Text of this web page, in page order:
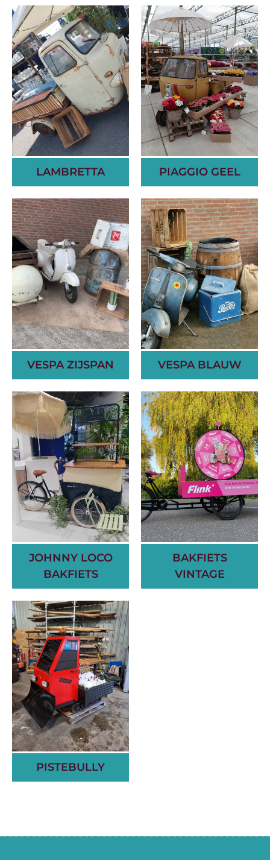
LAMBRETTA PIAGGIO GEEL
VESPA ZIJSPAN VESPA BLAUW
JOHNNY LOCO
BAKFIETS
BAKFIETS
VINTAGE
PISTEBULLY